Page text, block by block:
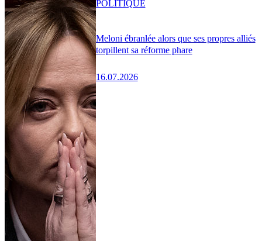
Meloni ébranlée alors que ses propres alliés
torpillent sa réforme phare
16.07.2026
POLITIQUE